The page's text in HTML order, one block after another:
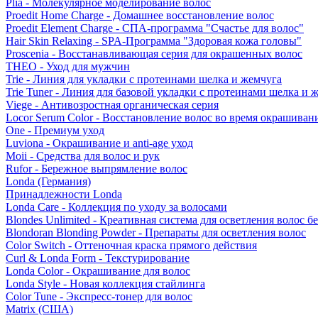
Plia - Молекулярное моделирование волос
Proedit Home Charge - Домашнее восстановление волос
Proedit Element Charge - СПА-программа "Счастье для волос"
Hair Skin Relaxing - SPA-Программа "Здоровая кожа головы"
Proscenia - Восстанавливающая серия для окрашенных волос
THEO - Уход для мужчин
Trie - Линия для укладки с протеинами шелка и жемчуга
Trie Tuner - Линия для базовой укладки с протеинами шелка и
Viege - Антивозростная органическая серия
Locor Serum Color - Восстановление волос во время
One - Премиум уход
Luviona - Окрашивание и anti-age уход
Moii - Средства для волос и рук
Rufor - Бережное выпрямление волос
Londa (Германия)
Принадлежности Londa
Londa Care - Коллекция по уходу за волосами
Blondes Unlimited - Креативная система для осветления волос
Blondoran Blonding Powder - Препараты для осветления волос
Color Switch - Оттеночная краска прямого действия
Curl & Londa Form - Текстурирование
Londa Color - Окрашивание для волос
Londa Style - Новая коллекция стайлинга
Color Tune - Экспресс-тонер для волос
Matrix (США)